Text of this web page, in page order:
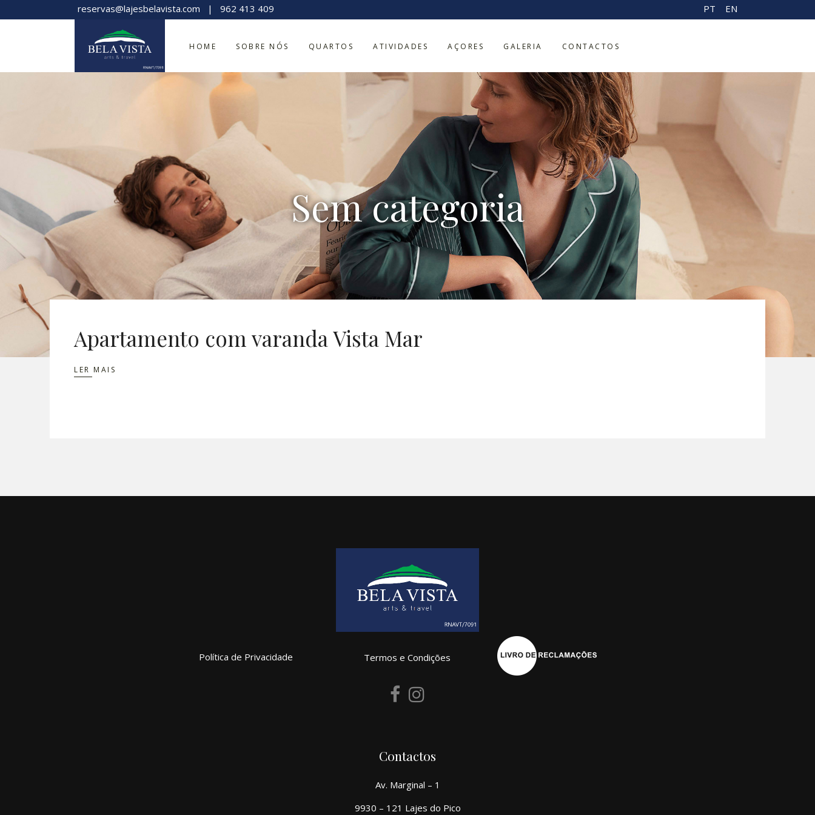
reservas@lajesbelavista.com | 962 413 409 PT EN
HOME SOBRE NÓS QUARTOS ATIVIDADES AÇORES GALERIA CONTACTOS
Sem categoria
Apartamento com varanda Vista Mar
LER MAIS
Política de Privacidade Termos e Condições
Contactos
Av. Marginal – 1
9930 – 121 Lajes do Pico